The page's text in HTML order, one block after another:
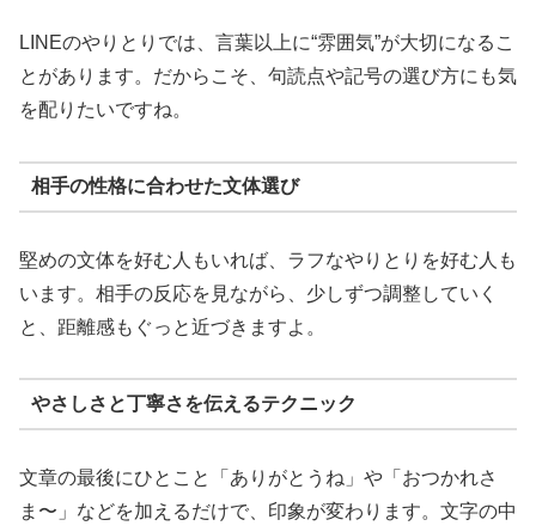
LINEのやりとりでは、言葉以上に“雰囲気”が大切になるこ
とがあります。だからこそ、句読点や記号の選び方にも気
を配りたいですね。
相手の性格に合わせた文体選び
堅めの文体を好む人もいれば、ラフなやりとりを好む人も
います。相手の反応を見ながら、少しずつ調整していく
と、距離感もぐっと近づきますよ。
やさしさと丁寧さを伝えるテクニック
文章の最後にひとこと「ありがとうね」や「おつかれさ
ま〜」などを加えるだけで、印象が変わります。文字の中